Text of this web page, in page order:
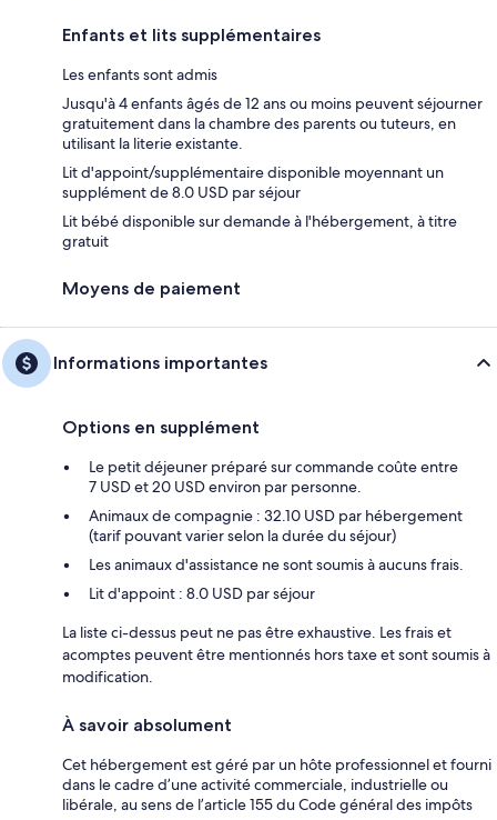
Enfants et lits supplémentaires
Les enfants sont admis
Jusqu'à 4 enfants âgés de 12 ans ou moins peuvent séjourner
gratuitement dans la chambre des parents ou tuteurs, en
utilisant la literie existante.
Lit d'appoint/supplémentaire disponible moyennant un
supplément de 8.0 USD par séjour
Lit bébé disponible sur demande à l'hébergement, à titre
gratuit
Moyens de paiement
Informations importantes
Options en supplément
Le petit déjeuner préparé sur commande coûte entre
7 USD et 20 USD environ par personne.
Animaux de compagnie : 32.10 USD par hébergement
(tarif pouvant varier selon la durée du séjour)
Les animaux d'assistance ne sont soumis à aucuns frais.
Lit d'appoint : 8.0 USD par séjour
La liste ci-dessus peut ne pas être exhaustive. Les frais et
acomptes peuvent être mentionnés hors taxe et sont soumis à
modification.
À savoir absolument
Cet hébergement est géré par un hôte professionnel et fourni
dans le cadre d’une activité commerciale, industrielle ou
libérale, au sens de l’article 155 du Code général des impôts